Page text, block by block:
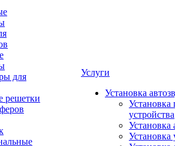
для
решетки
Услуги
Установка
Установка
устройства
Установка
Установка